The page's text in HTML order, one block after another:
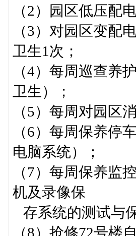
（2）园区低压配
（3）对园区变配
卫生1次；
（4）每周巡查养
卫生）；
（5）每周对园区
（6）每周保养停
电脑系统）；
（7）每周保养监
机及录像保
存系统的测试与
（8）抢修72号楼